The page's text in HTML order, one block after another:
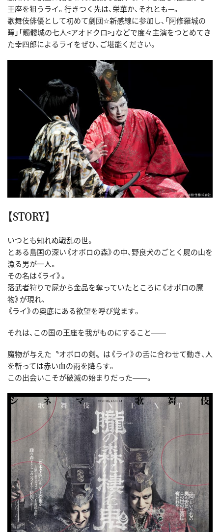
王座を狙うライ。行きつく先は、栄華か、それとも—。
歌舞伎俳優として初めて劇団☆新感線に参加し、「阿修羅城の
瞳」「髑髏城の七人<アオドクロ>」などで度々主演をつとめてき
た幸四郎によるライをぜひ、ご堪能ください。
【STORY】
いつとも知れぬ戦乱の世。
とある島国の深い《オボロの森》の中、野良犬のごとく屍の山を
漁る男が一人。
その名は《ライ》。
落武者狩りで屍から金品を奪っていたところに《オボロの魔
物》が現れ、
《ライ》の奥底にある欲望を呼び覚ます。
それは、この国の王座を我がものにすること――
魔物が与えた〝オボロの剣〟は《ライ》の舌に合わせて動き、人
を斬っては赤い血の雨を降らす。
この出会いこそが破滅の始まりだった――。